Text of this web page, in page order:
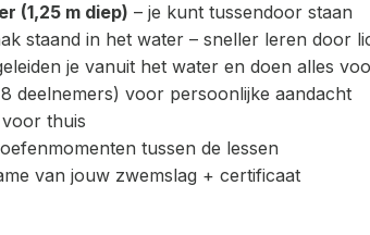
(1,25 m diep) – je kunt tussendoor staan
staand in het water – sneller leren door
je vanuit het water en doen alles
deelnemers) voor persoonlijke aandacht
voor thuis
tussen de lessen
van jouw zwemslag + certificaat